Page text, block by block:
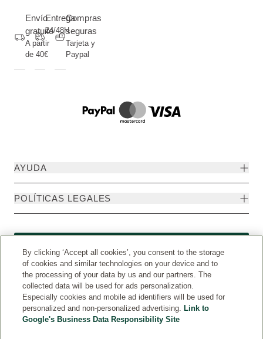
Envío
gratuito
A partir
de 40€
Entrega
24/48H
Compras
seguras
Tarjeta y
Paypal
AYUDA
POLÍTICAS LEGALES
By clicking ‘Accept all cookies’, you consent to the storage
of cookies and similar technologies on your device and to
the processing of your data by us and our partners. The
collected data will be used for ads personalization.
Especially cookies and mobile ad identifiers will be used for
personalized and non-personalized advertising. Link to
Google's Business Data Responsibility Site